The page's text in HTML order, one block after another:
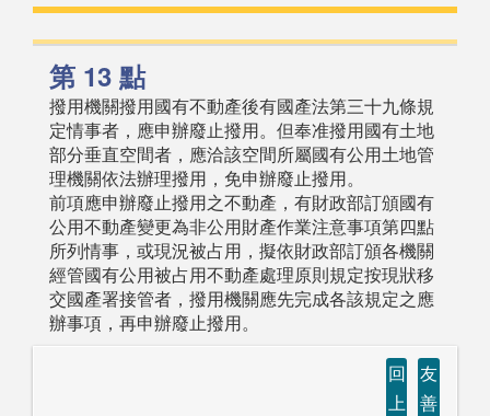
第 13 點
撥用機關撥用國有不動產後有國產法第三十九條規
定情事者，應申辦廢止撥用。但奉准撥用國有土地
部分垂直空間者，應洽該空間所屬國有公用土地管
理機關依法辦理撥用，免申辦廢止撥用。
前項應申辦廢止撥用之不動產，有財政部訂頒國有
公用不動產變更為非公用財產作業注意事項第四點
所列情事，或現況被占用，擬依財政部訂頒各機關
經管國有公用被占用不動產處理原則規定按現狀移
交國產署接管者，撥用機關應先完成各該規定之應
辦事項，再申辦廢止撥用。
回
上
友
善